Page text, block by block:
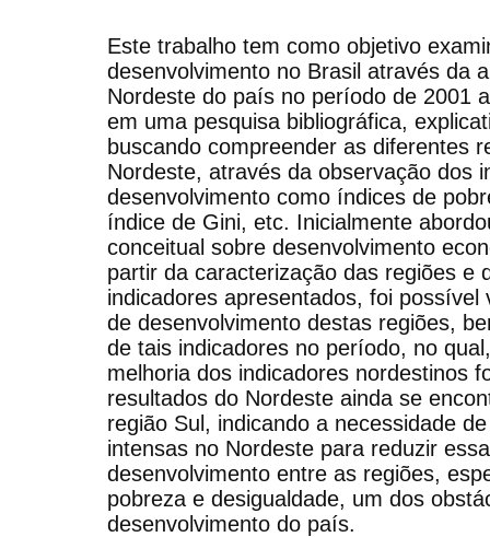
Este trabalho tem como objetivo
desenvolvimento no Brasil através da
Nordeste do país no período de 2001
em uma pesquisa bibliográfica,
buscando compreender as diferentes
Nordeste, através da observação dos
desenvolvimento como índices de
índice de Gini, etc. Inicialmente
conceitual sobre desenvolvimento
partir da caracterização das regiões e
indicadores apresentados, foi
de desenvolvimento destas regiões,
de tais indicadores no período, no
melhoria dos indicadores nordestinos
resultados do Nordeste ainda se
região Sul, indicando a necessidade
intensas no Nordeste para reduzir
desenvolvimento entre as regiões,
pobreza e desigualdade, um dos
desenvolvimento do país.